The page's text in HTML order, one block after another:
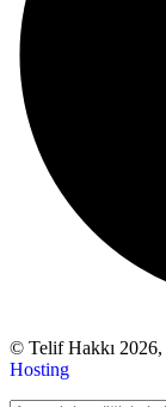
© Telif Hakkı 2026,
Hosting